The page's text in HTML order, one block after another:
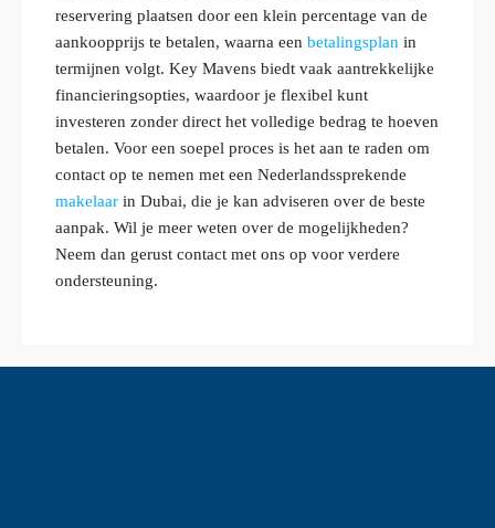
reservering plaatsen door een klein percentage van de
aankoopprijs te betalen, waarna een betalingsplan in
termijnen volgt. Key Mavens biedt vaak aantrekkelijke
financieringsopties, waardoor je flexibel kunt
investeren zonder direct het volledige bedrag te hoeven
betalen. Voor een soepel proces is het aan te raden om
contact op te nemen met een Nederlandssprekende
makelaar in Dubai, die je kan adviseren over de beste
aanpak. Wil je meer weten over de mogelijkheden?
Neem dan gerust contact met ons op voor verdere
ondersteuning.